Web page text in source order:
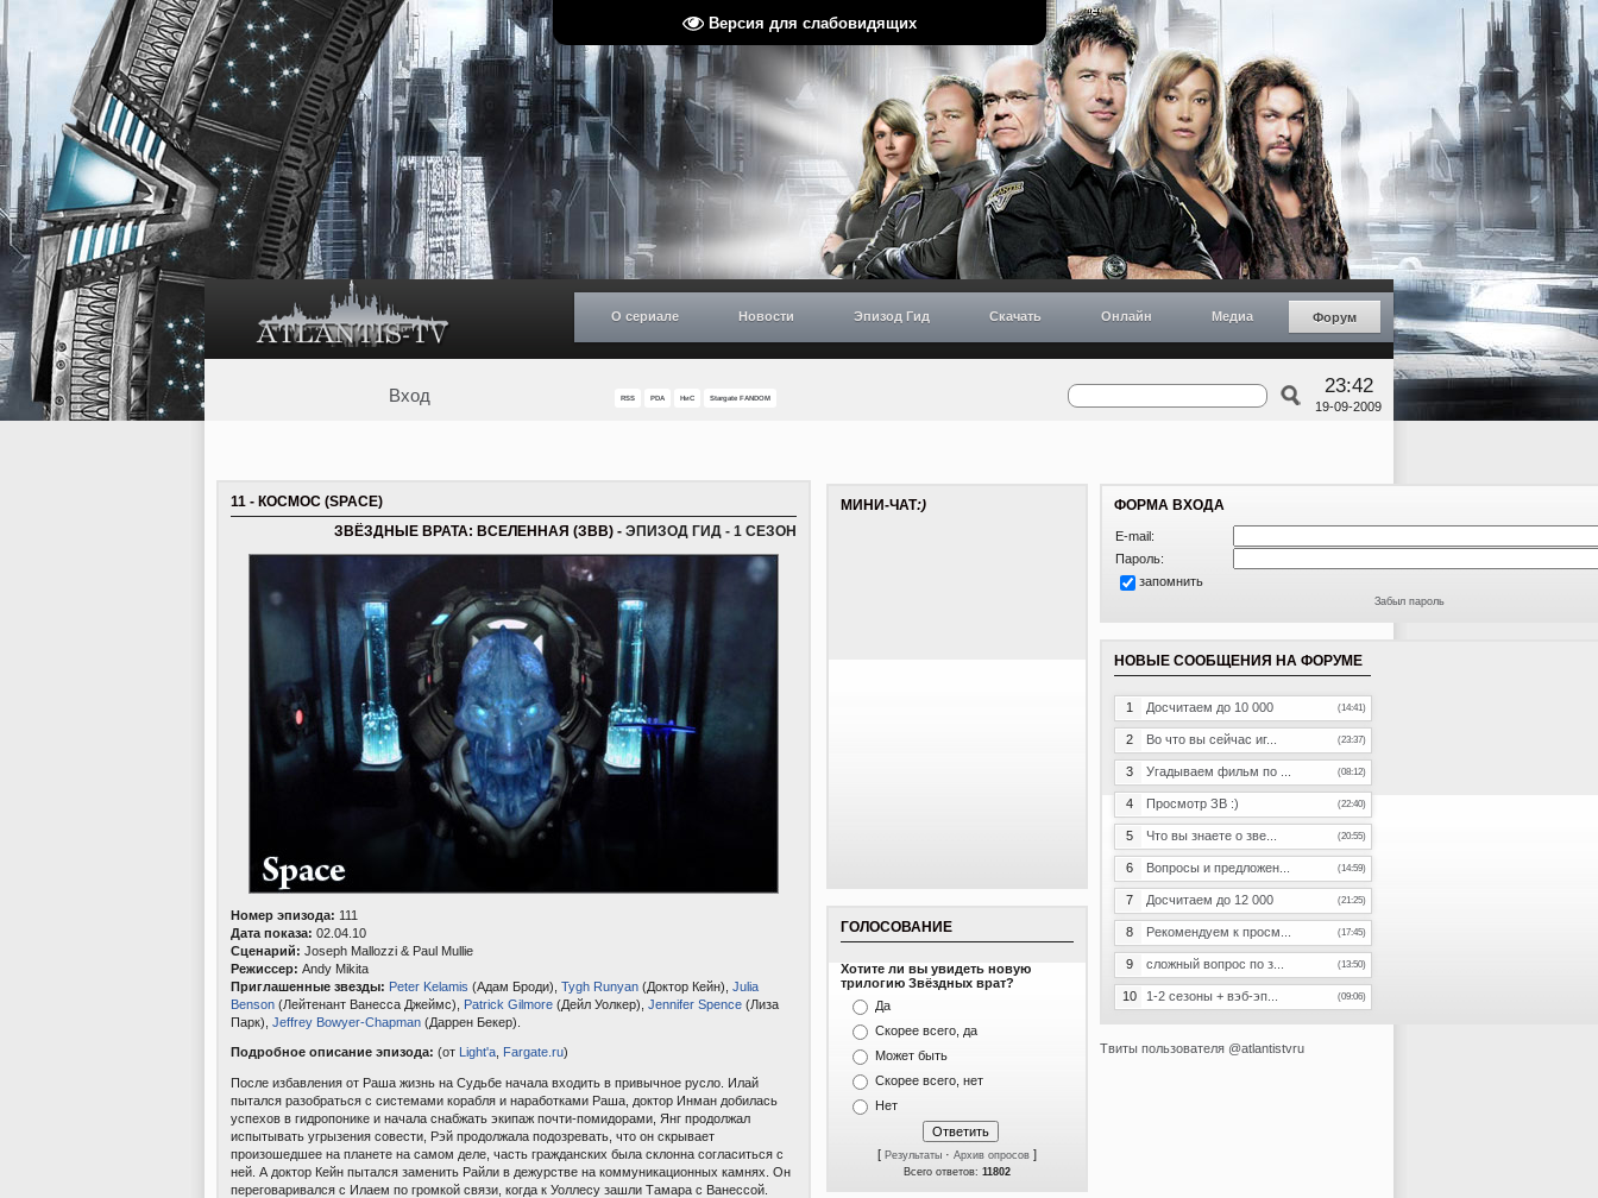
Версия для слабовидящих
О сериале Новости Эпизод Гид Скачать Онлайн Медиа Форум
Вход RSS PDA НиС Stargate FANDOM
23:42
19-09-2009
11 - КОСМОС (SPACE)
ЗВЁЗДНЫЕ ВРАТА: ВСЕЛЕННАЯ (ЗВВ) - ЭПИЗОД ГИД - 1 СЕЗОН
Номер эпизода: 111
Дата показа: 02.04.10
Сценарий: Joseph Mallozzi & Paul Mullie
Режиссер: Andy Mikita
Приглашенные звезды: Peter Kelamis (Адам Броди), Tygh Runyan (Доктор Кейн), Julia
Benson (Лейтенант Ванесса Джеймс), Patrick Gilmore (Дейл Уолкер), Jennifer Spence (Лиза
Парк), Jeffrey Bowyer-Chapman (Даррен Бекер).
Подробное описание эпизода: (от Light'a Fargate.ru)
После избавления от Раша жизнь на Судьбе начала входить в привычное русло. Илай
пытался разобраться с системами корабля и наработками Раша, доктор Инман добилась
успехов в гидропонике и начала снабжать экипаж почти-помидорами, Янг продолжал
испытывать угрызения совести, Рэй продолжала подозревать, что он скрывает
произошедшее на планете на самом деле, часть гражданских была склонна согласиться с
ней. А доктор Кейн пытался заменить Райли в дежурстве на коммуникационных камнях. Он
переговаривался с Илаем по громкой связи, когда к Уоллесу зашли Тамара с Ванессой.
МИНИ-ЧАТ:)
ГОЛОСОВАНИЕ
Хотите ли вы увидеть новую
трилогию Звёздных врат?
Да
Скорее всего, да
Может быть
Скорее всего, нет
Нет
[ Результаты · Архив опросов ]
Всего ответов: 11802
ФОРМА ВХОДА
E-mail:
Пароль:
запомнить
Забыл пароль
НОВЫЕ СООБЩЕНИЯ НА ФОРУМЕ
1 Досчитаем до 10 000 (14:41)
2 Во что вы сейчас иг... (23:37)
3 Угадываем фильм по ... (08:12)
4 Просмотр ЗВ :) (22:40)
5 Что вы знаете о зве... (20:55)
6 Вопросы и предложен... (14:59)
7 Досчитаем до 12 000 (21:25)
8 Рекомендуем к просм... (17:45)
9 сложный вопрос по з... (13:50)
10 1-2 сезоны + вэб-эп... (09:06)
Твиты пользователя @atlantistvru